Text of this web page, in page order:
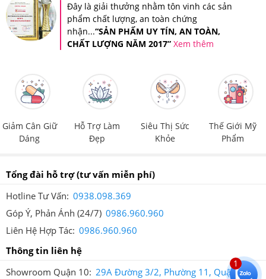
Giảm Cân An Toàn
Ngoài ra, Hệ thống Giảm Cân An Toàn còn áp dụng tem
chống giả riêng của Hệ thống trên tất cả sản phẩm để
dùng.
Tem chống giả của Giảm Cân An Toàn
6.Viên Uống Vintamin Tổng Hợp One A Day
Womens 50+ Của Mỹ Mua hàng tại Giảm Cân
An Toàn có ưu đãi gì?
Sản Phẩm Viên Uống Vintamin Tổng HợpOne A Day
Đây là giải thưởng nhằm tôn vinh các sản
phẩm chất lượng, an toàn chứng
nhận...“SẢN PHẨM UY TÍN, AN TOÀN,
CHẤT LƯỢNG NĂM 2017” Xem thêm
Giảm Cân Giữ
Dáng
Hỗ Trợ Làm
Đẹp
Siêu Thị Sức
Khỏe
Thế Giới Mỹ
Phẩm
Tổng đài hỗ trợ(tư vấn miễn phí)
Hotline Tư Vấn: 0938.098.369
Góp Ý, Phản Ánh (24/7) 0986.960.960
Liên Hệ Hợp Tác: 0986.960.960
Thông tin liên hệ
Showroom Quận 10: 29A Đường 3/2, Phường 11, Quận 10,
1